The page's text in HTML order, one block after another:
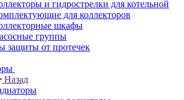
и гидрострелки для котельной
для коллекторов
шкафы
группы
защиты от протечек
Назад